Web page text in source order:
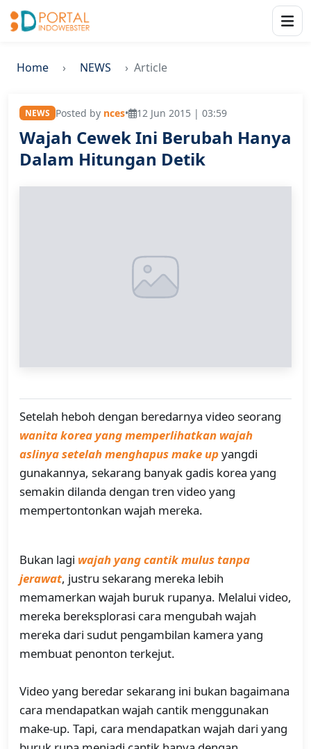
Home NEWS Article
NEWS Posted by nces• 12 Jun 2015 | 03:59
Wajah Cewek Ini Berubah Hanya
Dalam Hitungan Detik
Setelah heboh dengan beredarnya video seorang
wanita korea yang memperlihatkan wajah
aslinya setelah menghapus make upyangdi
gunakannya, sekarang banyak gadis korea yang
semakin dilanda dengan tren video yang
mempertontonkan wajah mereka.
Bukan lagi wajah yang cantik mulus tanpa
jerawat, justru sekarang mereka lebih
memamerkan wajah buruk rupanya. Melalui video,
mereka bereksplorasi cara mengubah wajah
mereka dari sudut pengambilan kamera yang
membuat penonton terkejut.
Video yang beredar sekarang ini bukan bagaimana
cara mendapatkan wajah cantik menggunakan
make-up. Tapi, cara mendapatkan wajah dari yang